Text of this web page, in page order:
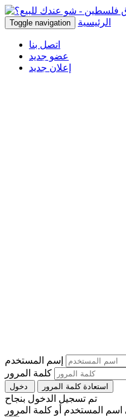
Toggle navigation الرئيسية
اتصل بنا
عضو جديد
إعلان جديد
إسم المستخدم
كلمة المرور
استعادة كلمة المرور
تم تسجيل الدخول بنجاح